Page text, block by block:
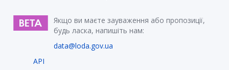
Якщо ви маєте зауваження або пропозиції,
будь ласка, напишіть нам:
data@loda.gov.ua
API